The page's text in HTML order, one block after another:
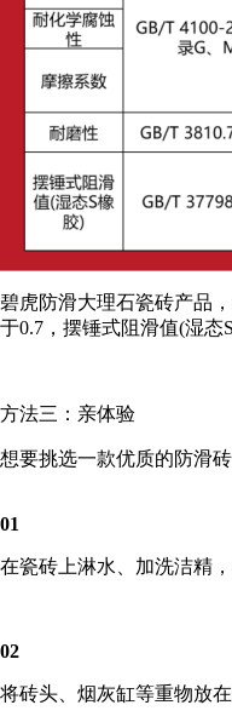
碧虎防滑大理石瓷砖产品
于0.7，摆锤式阻滑值(湿态
方法三：亲体验
想要挑选一款优质的防滑
01
在瓷砖上淋水、加洗洁精
02
将砖头、烟灰缸等重物放